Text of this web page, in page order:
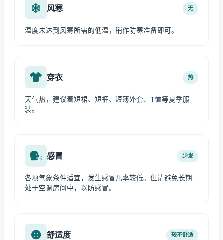
风寒 无
温度未达到风寒所需的低温，稍作防寒准备即可。
穿衣 热
天气热，建议着短裙、短裤、短薄外套、T恤等夏季服
装。
感冒 少发
各项气象条件适宜，发生感冒几率较低。但请避免长期
处于空调房间中，以防感冒。
舒适度 较不舒适